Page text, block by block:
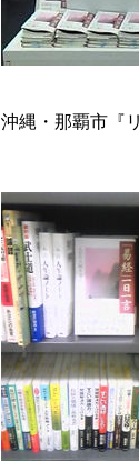
沖縄・那覇市『